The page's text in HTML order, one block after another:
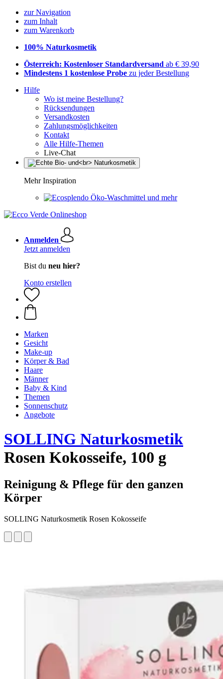
zur Navigation
zum Inhalt
zum Warenkorb
100% Naturkosmetik
Österreich: Kostenloser Standardversand ab € 39,90
Mindestens 1 kostenlose Probe zu jeder Bestellung
Hilfe
Wo ist meine Bestellung?
Rücksendungen
Versandkosten
Zahlungsmöglichkeiten
Kontakt
Alle Hilfe-Themen
Live-Chat
Mehr Inspiration
Öko-Waschmittel und mehr
Anmelden
Jetzt anmelden
Bist du neu hier?
Konto erstellen
Marken
Gesicht
Make-up
Körper & Bad
Haare
Männer
Baby & Kind
Themen
Sonnenschutz
Angebote
SOLLING Naturkosmetik
Rosen Kokosseife, 100 g
Reinigung & Pflege für den ganzen
Körper
SOLLING Naturkosmetik Rosen Kokosseife